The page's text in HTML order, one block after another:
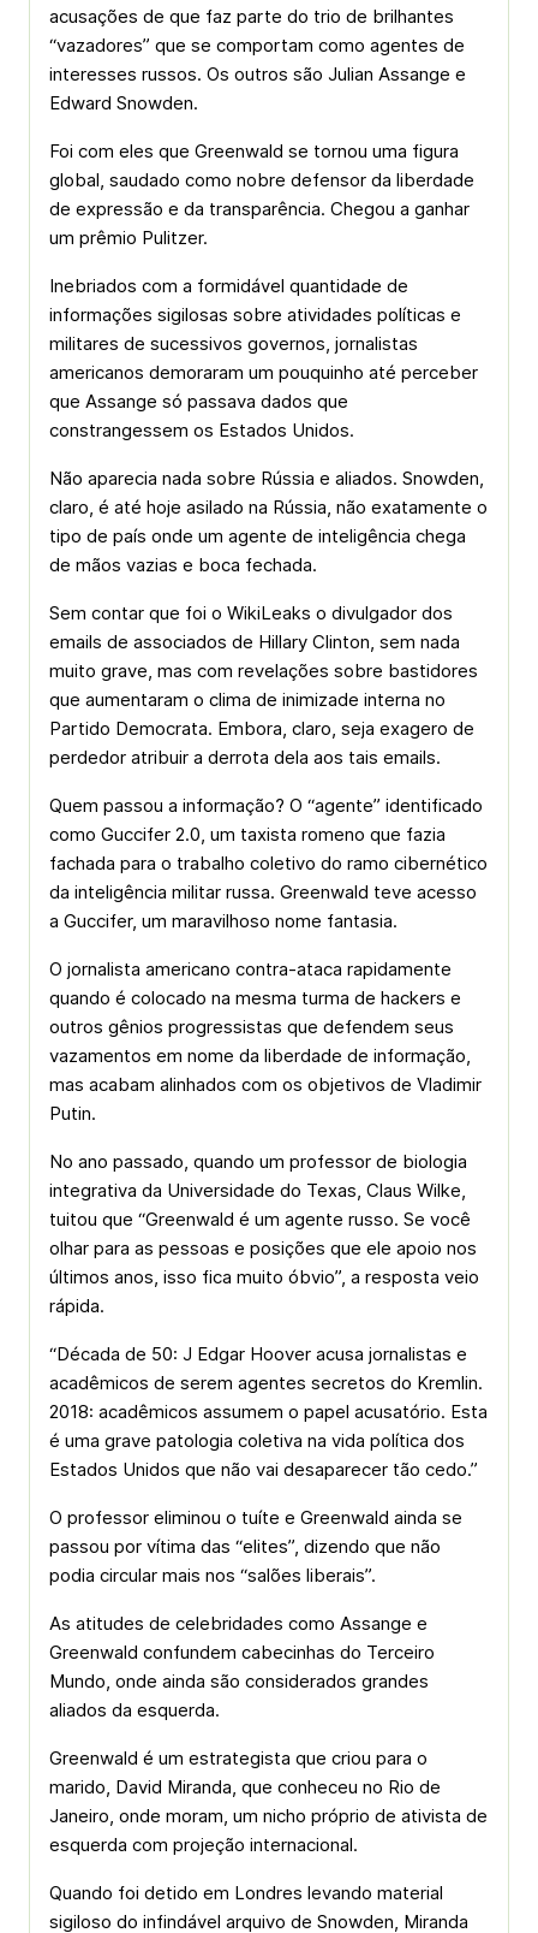
acusações de que faz parte do trio de brilhantes
“vazadores” que se comportam como agentes de
interesses russos. Os outros são Julian Assange e
Edward Snowden.
Foi com eles que Greenwald se tornou uma figura
global, saudado como nobre defensor da liberdade
de expressão e da transparência. Chegou a ganhar
um prêmio Pulitzer.
Inebriados com a formidável quantidade de
informações sigilosas sobre atividades políticas e
militares de sucessivos governos, jornalistas
americanos demoraram um pouquinho até perceber
que Assange só passava dados que
constrangessem os Estados Unidos.
Não aparecia nada sobre Rússia e aliados. Snowden,
claro, é até hoje asilado na Rússia, não exatamente o
tipo de país onde um agente de inteligência chega
de mãos vazias e boca fechada.
Sem contar que foi o WikiLeaks o divulgador dos
emails de associados de Hillary Clinton, sem nada
muito grave, mas com revelações sobre bastidores
que aumentaram o clima de inimizade interna no
Partido Democrata. Embora, claro, seja exagero de
perdedor atribuir a derrota dela aos tais emails.
Quem passou a informação? O “agente” identificado
como Guccifer 2.0, um taxista romeno que fazia
fachada para o trabalho coletivo do ramo cibernético
da inteligência militar russa. Greenwald teve acesso
a Guccifer, um maravilhoso nome fantasia.
O jornalista americano contra-ataca rapidamente
quando é colocado na mesma turma de hackers e
outros gênios progressistas que defendem seus
vazamentos em nome da liberdade de informação,
mas acabam alinhados com os objetivos de Vladimir
Putin.
No ano passado, quando um professor de biologia
integrativa da Universidade do Texas, Claus Wilke,
tuitou que “Greenwald é um agente russo. Se você
olhar para as pessoas e posições que ele apoio nos
últimos anos, isso fica muito óbvio”, a resposta veio
rápida.
“Década de 50: J Edgar Hoover acusa jornalistas e
acadêmicos de serem agentes secretos do Kremlin.
2018: acadêmicos assumem o papel acusatório. Esta
é uma grave patologia coletiva na vida política dos
Estados Unidos que não vai desaparecer tão cedo.”
O professor eliminou o tuíte e Greenwald ainda se
passou por vítima das “elites”, dizendo que não
podia circular mais nos “salões liberais”.
As atitudes de celebridades como Assange e
Greenwald confundem cabecinhas do Terceiro
Mundo, onde ainda são considerados grandes
aliados da esquerda.
Greenwald é um estrategista que criou para o
marido, David Miranda, que conheceu no Rio de
Janeiro, onde moram, um nicho próprio de ativista de
esquerda com projeção internacional.
Quando foi detido em Londres levando material
sigiloso do infindável arquivo de Snowden, Miranda